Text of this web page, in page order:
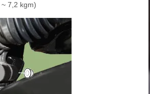
7,2 kgm)